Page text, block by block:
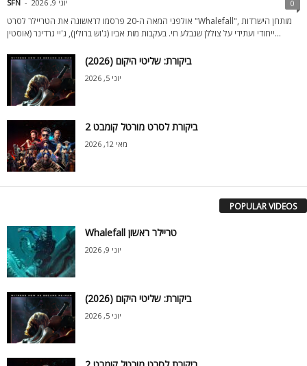
SFN - יוני 9, 2026 0
אולפני המאה ה-20 פרסמו לראשונה את הטריילר לסרט "Whalefall", מותחן הישרדות
ייחודי ועתידי על צוללן שנבלע חי. בעקבות מות אביו (ג'וש ברולין), ג'יי גרדינר (אוסטין...
ביקורת: שליטי היקום (2026)
יוני 5, 2026
ביקורת לסרט מורטל קומבט 2
מאי 12, 2026
POPULAR VIDEOS
Whalefall טריילר ראשון
יוני 9, 2026
ביקורת: שליטי היקום (2026)
יוני 5, 2026